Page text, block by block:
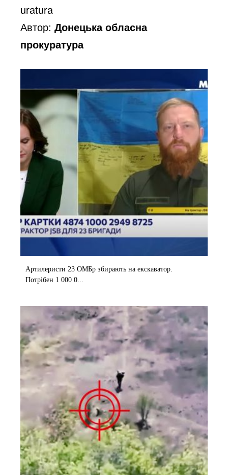
uratura
Автор:Донецька обласна
прокуратура
Артилеристи 23 ОМБр збирають на екскаватор.
Потрібен 1 000 0...